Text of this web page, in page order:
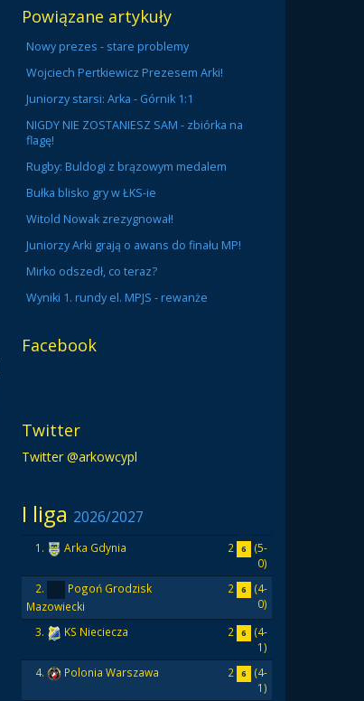
Powiązane artykuły
Nowy prezes - stare problemy
Wojciech Pertkiewicz Prezesem Arki!
Juniorzy starsi: Arka - Górnik 1:1
NIGDY NIE ZOSTANIESZ SAM - zbiórka na
flagę!
Rugby: Buldogi z brązowym medalem
Bułka blisko gry w ŁKS-ie
Witold Nowak zrezygnował!
Juniorzy Arki grają o awans do finału MP!
Mirko odszedł, co teraz?
Wyniki 1. rundy el. MPJS - rewanże
Facebook
Twitter
Twitter @arkowcypl
I liga 2026/2027
1. Arka Gdynia 2 6
(5-
0)
2.
Pogoń Grodzisk
Mazowiecki
2 6
(4-
0)
3.
KS Nieciecza 2 6
(4-
1)
4.
Polonia Warszawa 2 6
(4-
1)